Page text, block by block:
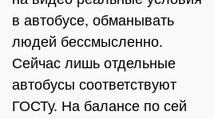
в автобусе, обманывать
людей бессмысленно.
Сейчас лишь отдельные
автобусы соответствуют
ГОСТу. На балансе по сей